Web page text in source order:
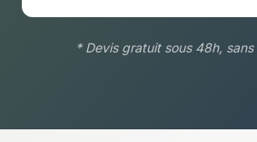
* Devis gratuit sous 48h,